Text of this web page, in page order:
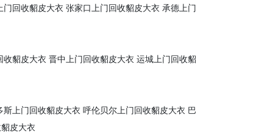
门回收貂皮大衣 张家口上门回收貂皮大衣 承德上门
收貂皮大衣 晋中上门回收貂皮大衣 运城上门回收貂
斯上门回收貂皮大衣 呼伦贝尔上门回收貂皮大衣 巴
皮大衣